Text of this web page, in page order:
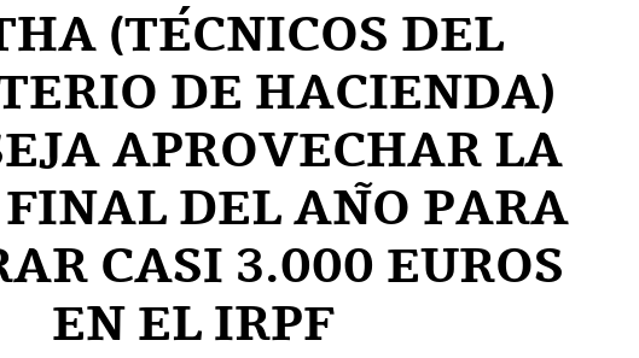
(TÉCNICOS DEL
DE HACIENDA)
APROVECHAR LA
DEL AÑO PARA
CASI 3.000 EUROS
EN EL IRPF